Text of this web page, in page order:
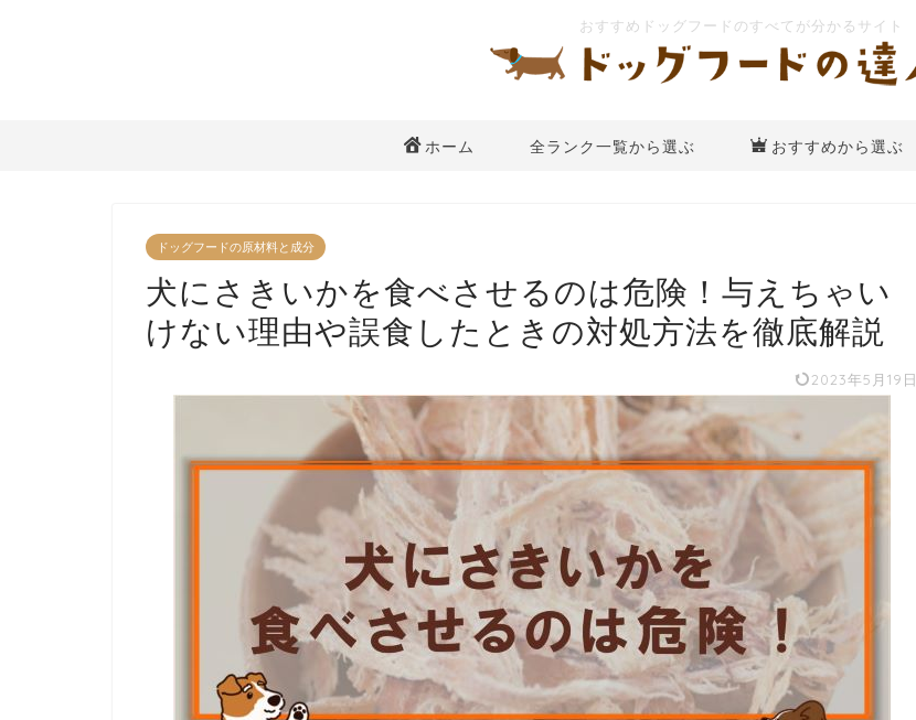
ホーム 全ランク一覧から選ぶ おすすめから選ぶ
ドッグフードの原材料と成分
犬にさきいかを食べさせるのは危険！与えちゃい
けない理由や誤食したときの対処方法を徹底解説
2023年5月19日